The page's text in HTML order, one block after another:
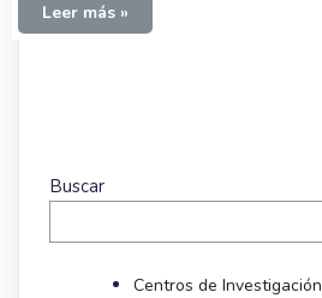
Leer más »
Buscar
Centros de Investigación